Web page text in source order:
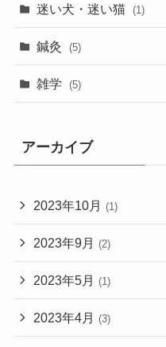
迷い犬・迷い猫 (1)
鍼灸 (5)
雑学 (5)
アーカイブ
2023年10月 (1)
2023年9月 (2)
2023年5月 (1)
2023年4月 (3)